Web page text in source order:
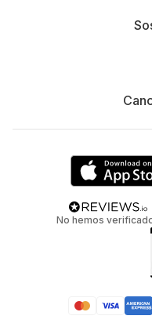
No hemos